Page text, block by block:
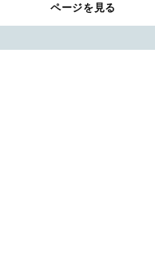
ページを見る